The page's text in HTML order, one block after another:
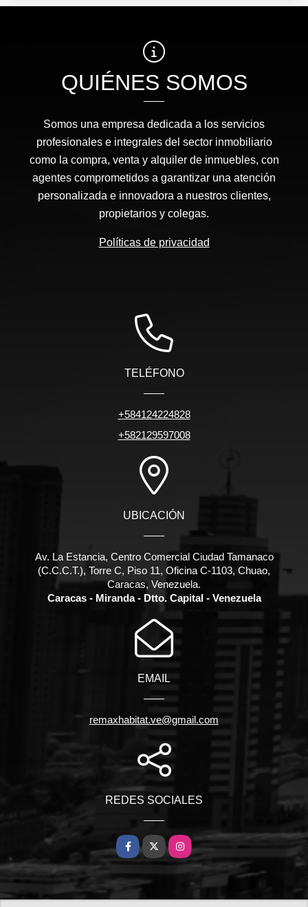
QUIÉNES SOMOS
Somos una empresa dedicada a los servicios
profesionales e integrales del sector inmobiliario
como la compra, venta y alquiler de inmuebles, con
agentes comprometidos a garantizar una atención
personalizada e innovadora a nuestros clientes,
propietarios y colegas.
Políticas de privacidad
TELÉFONO
+584124224828
+582129597008
UBICACIÓN
Av. La Estancia, Centro Comercial Ciudad Tamanaco
(C.C.C.T.), Torre C, Piso 11, Oficina C-1103, Chuao,
Caracas, Venezuela.
Caracas - Miranda - Dtto. Capital - Venezuela
EMAIL
remaxhabitat.ve@gmail.com
REDES SOCIALES
Facebook
X Instagram